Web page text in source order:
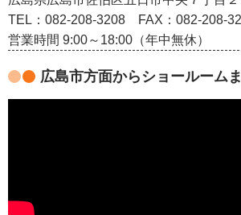
TEL：082‐208‐3208
FAX：082-208-
営業時間 9:00～18:00（年中無休）
広島市方面からショールーム